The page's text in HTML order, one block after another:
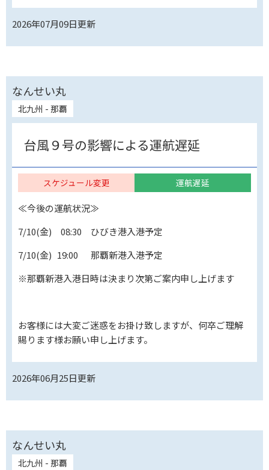
2026年07月09日更新
なんせい丸
北九州 - 那覇
台風９号の影響による運航遅延
スケジュール変更 運航遅延
≪今後の運航状況≫
7/10(金) 08:30 ひびき港入港予定
7/10(金) 19:00 那覇新港入港予定
※那覇新港入港日時は決まり次第ご案内申し上げます
お客様には大変ご迷惑をお掛け致しますが、何卒ご理解
賜ります様お願い申し上げます。
2026年06月25日更新
なんせい丸
北九州 - 那覇